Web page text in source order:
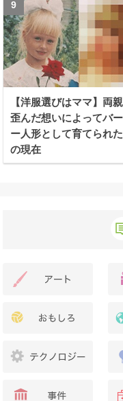
【洋服選びはママ】両
歪んだ想いによってバ
ー人形として育てられ
の現在